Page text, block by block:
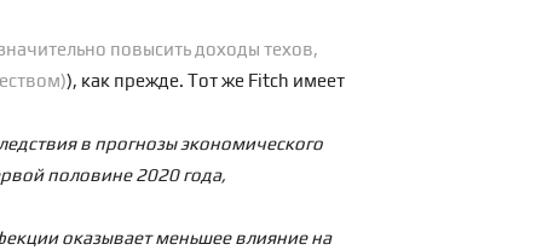
повысить доходы техов,
), как прежде. Тот же Fitch имеет
в прогнозы экономического
половине 2020 года,
оказывает меньшее влияние на